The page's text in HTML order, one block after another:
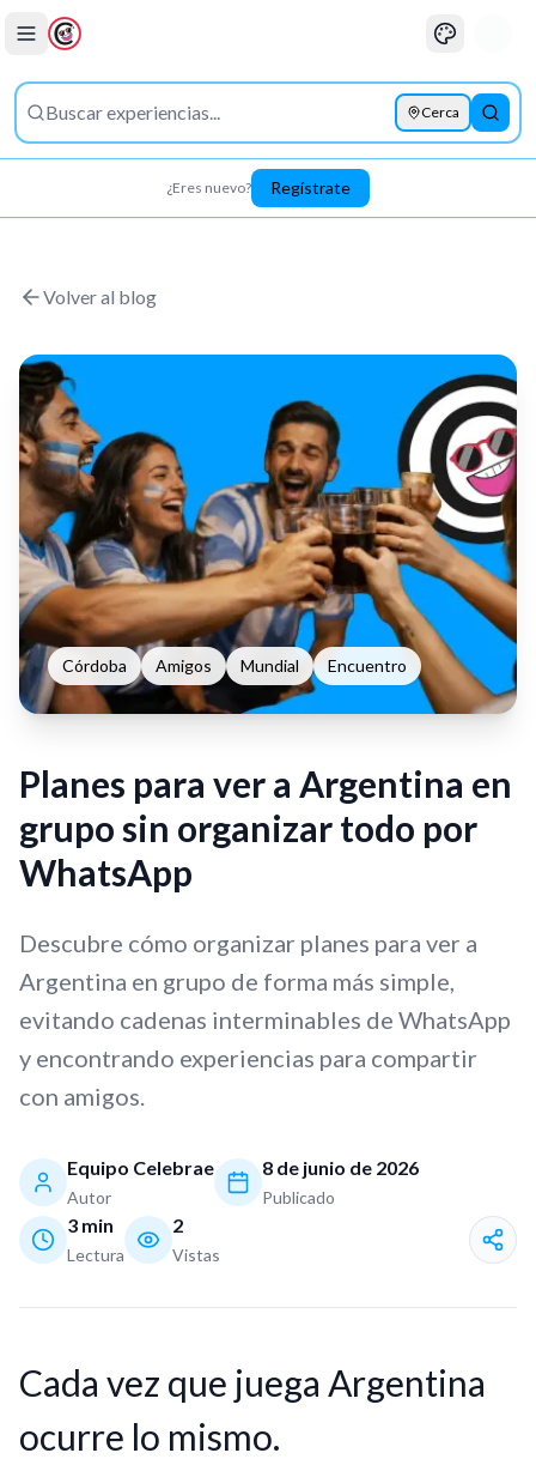
Cerca
¿Eres nuevo? Regístrate
Volver al blog
Córdoba Amigos Mundial Encuentro
Planes para ver a Argentina en
grupo sin organizar todo por
WhatsApp
Descubre cómo organizar planes para ver a
Argentina en grupo de forma más simple,
evitando cadenas interminables de WhatsApp
y encontrando experiencias para compartir
con amigos.
Equipo Celebrae
Autor
8 de junio de 2026
Publicado
3 min
Lectura
2
Vistas
Cada vez que juega Argentina
ocurre lo mismo.